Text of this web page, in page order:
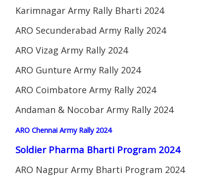
Karimnagar Army Rally Bharti 2024
ARO Secunderabad Army Rally 2024
ARO Vizag Army Rally 2024
ARO Gunture Army Rally 2024
ARO Coimbatore Army Rally 2024
Andaman & Nocobar Army Rally 2024
ARO Chennai Army Rally 2024
Soldier Pharma Bharti Program 2024
ARO Nagpur Army Bharti Program 2024